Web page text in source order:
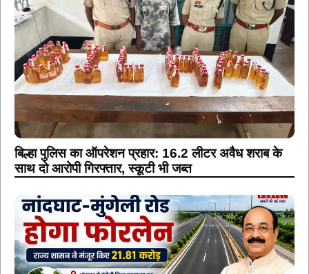
बिल्हा पुलिस का ऑपरेशन प्रहार: 16.2 लीटर अवैध शराब के
साथ दो आरोपी गिरफ्तार, स्कूटी भी जब्त